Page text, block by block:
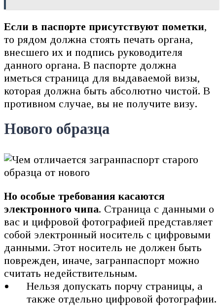
Если в паспорте присутствуют пометки,
то рядом должна стоять печать органа,
внесшего их и подпись руководителя
данного органа. В паспорте должна
иметься страница для выдаваемой визы,
которая должна быть абсолютно чистой. В
противном случае, вы не получите визу.
Нового образца
Но особые требования касаются
электронного чипа. Страница с данными о
вас и цифровой фотографией представляет
собой электронный носитель с цифровыми
данными. Этот носитель не должен быть
поврежден, иначе, загранпаспорт можно
считать недействительным.
Нельзя допускать порчу страницы, а
также отдельно цифровой фотографии.